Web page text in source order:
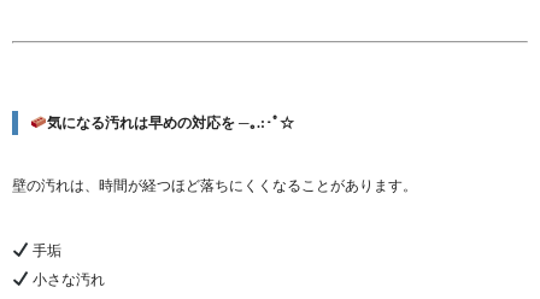
気になる汚れは早めの対応を ─｡.:･ﾟ☆
壁の汚れは、時間が経つほど落ちにくくなることがあります。
手垢
小さな汚れ